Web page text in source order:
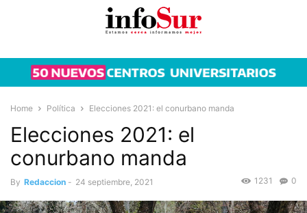
Home Política Elecciones 2021: el conurbano manda
Elecciones 2021: el
conurbano manda
By Redaccion - 24 septiembre, 2021 0
1231